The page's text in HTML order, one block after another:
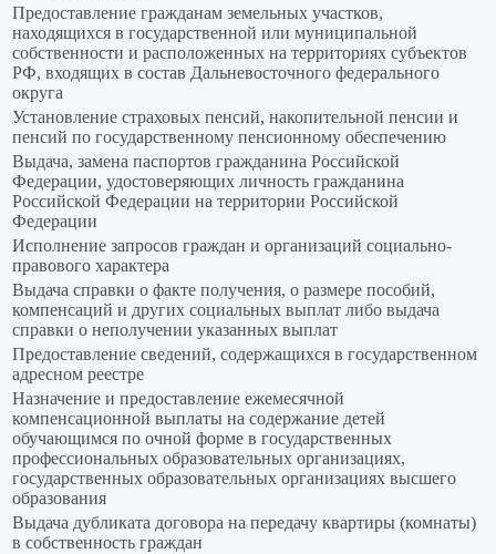
Предоставление гражданам земельных участков,
находящихся в государственной или муниципальной
собственности и расположенных на территориях субъектов
РФ, входящих в состав Дальневосточного федерального
округа
Установление страховых пенсий, накопительной пенсии и
пенсий по государственному пенсионному обеспечению
Выдача, замена паспортов гражданина Российской
Федерации, удостоверяющих личность гражданина
Российской Федерации на территории Российской
Федерации
Исполнение запросов граждан и организаций социально-
правового характера
Выдача справки о факте получения, о размере пособий,
компенсаций и других социальных выплат либо выдача
справки о неполучении указанных выплат
Предоставление сведений, содержащихся в государственном
адресном реестре
Назначение и предоставление ежемесячной
компенсационной выплаты на содержание детей
обучающимся по очной форме в государственных
профессиональных образовательных организациях,
государственных образовательных организациях высшего
образования
Выдача дубликата договора на передачу квартиры (комнаты)
в собственность граждан